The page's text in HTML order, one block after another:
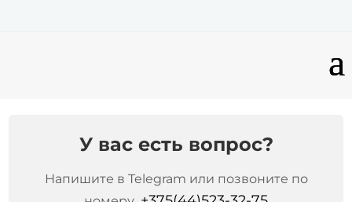
У вас есть вопрос?
Напишите в Telegram или позвоните по